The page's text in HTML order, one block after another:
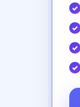
✓
✓
✓
✓